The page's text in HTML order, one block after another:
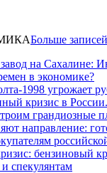
Больше
на Сахалине:
в экономике?
1998 угрожает
кризис в
грандиозные
направление:
бензиновый
спекулянтам